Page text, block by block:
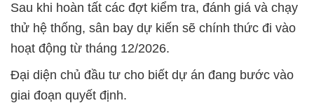
Sau khi hoàn tất các đợt kiểm tra, đánh giá và chạy
thử hệ thống, sân bay dự kiến sẽ chính thức đi vào
hoạt động từ tháng 12/2026.
Đại diện chủ đầu tư cho biết dự án đang bước vào
giai đoạn quyết định.